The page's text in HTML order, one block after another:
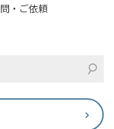
・ご依頼